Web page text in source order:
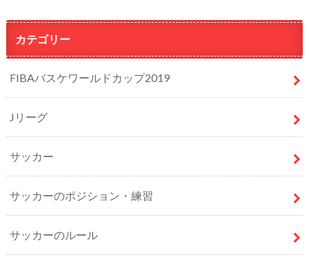
カテゴリー
FIBAバスケワールドカップ2019
Jリーグ
サッカー
サッカーのポジション・練習
サッカーのルール